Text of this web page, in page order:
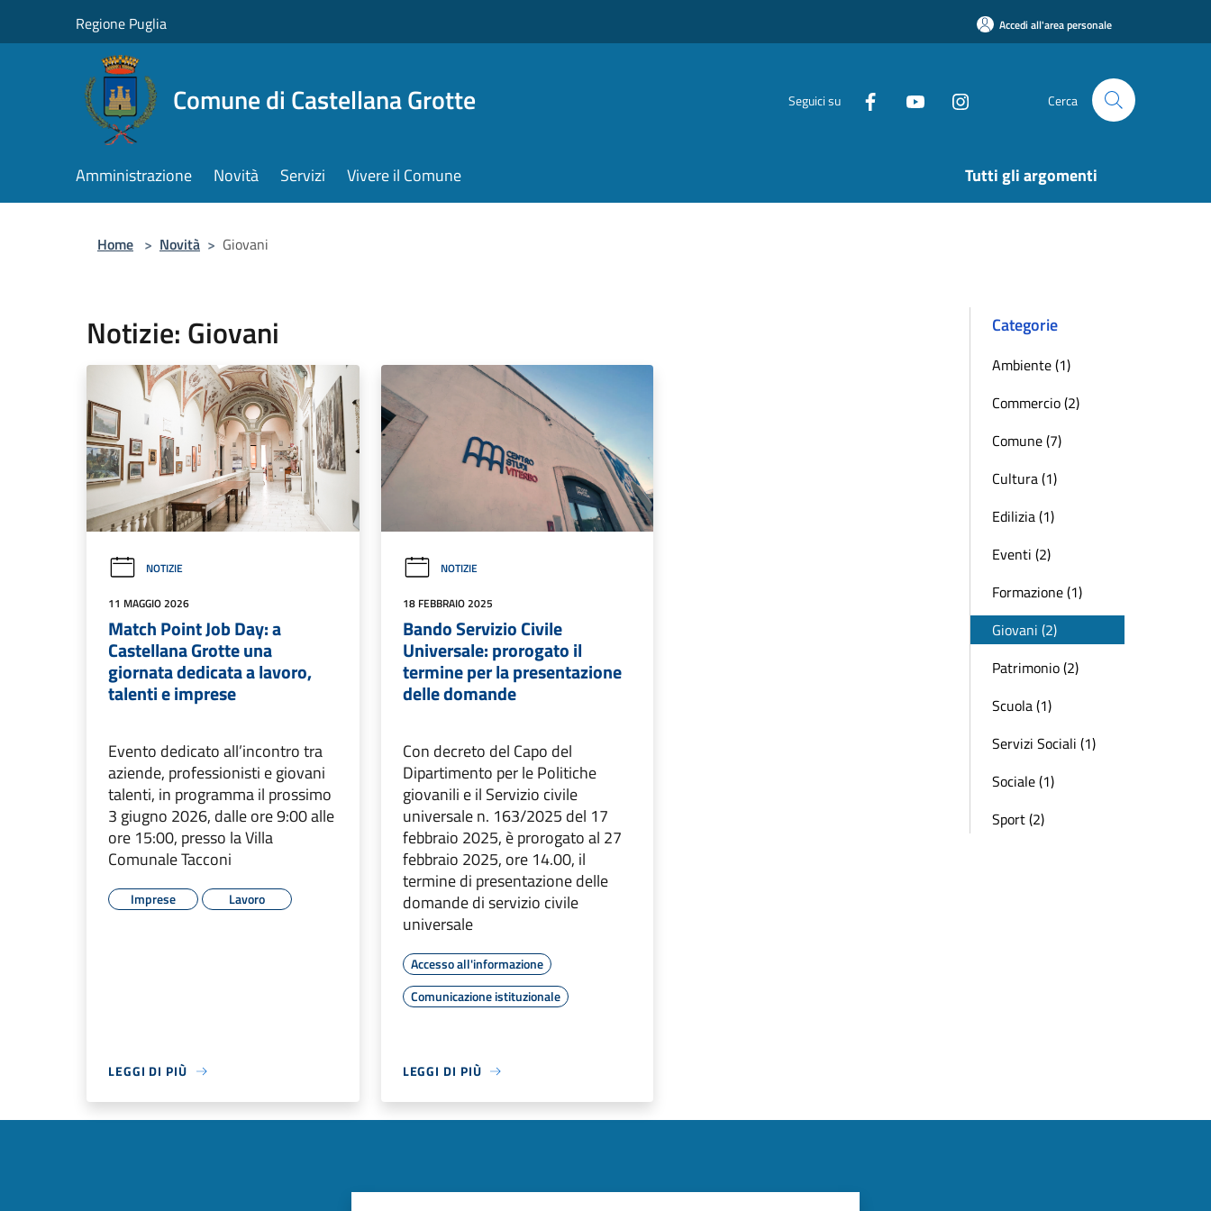
Regione Puglia Accedi all'area personale
Comune di Castellana Grotte Seguici su Cerca
Amministrazione Novità Servizi Vivere il Comune Tutti gli argomenti
Home > Novità > Giovani
Notizie: Giovani
NOTIZIE
11 MAGGIO 2026
Match Point Job Day: a
Castellana Grotte una
giornata dedicata a lavoro,
talenti e imprese
Evento dedicato all’incontro tra
aziende, professionisti e giovani
talenti, in programma il prossimo
3 giugno 2026, dalle ore 9:00 alle
ore 15:00, presso la Villa
Comunale Tacconi
Imprese Lavoro
LEGGI DI PIÙ
NOTIZIE
18 FEBBRAIO 2025
Bando Servizio Civile
Universale: prorogato il
termine per la presentazione
delle domande
Con decreto del Capo del
Dipartimento per le Politiche
giovanili e il Servizio civile
universale n. 163/2025 del 17
febbraio 2025, è prorogato al 27
febbraio 2025, ore 14.00, il
termine di presentazione delle
domande di servizio civile
universale
Accesso all'informazione
Comunicazione istituzionale
LEGGI DI PIÙ
Categorie
Ambiente (1)
Commercio (2)
Comune (7)
Cultura (1)
Edilizia (1)
Eventi (2)
Formazione (1)
Giovani (2)
Patrimonio (2)
Scuola (1)
Servizi Sociali (1)
Sociale (1)
Sport (2)